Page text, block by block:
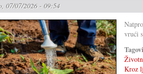
07/07/2026 - 09:54
vrući
Kroz